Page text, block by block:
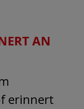
AN
erinnert